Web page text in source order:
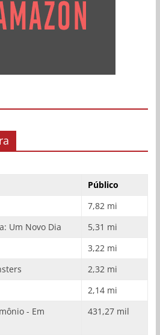
Público
7,82 mi
Um Novo Dia
5,31 mi
3,22 mi
2,32 mi
2,14 mi
- Em
431,27 mil